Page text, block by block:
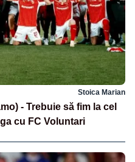
Stoica Marian
- Trebuie să fim la cel
cu FC Voluntari